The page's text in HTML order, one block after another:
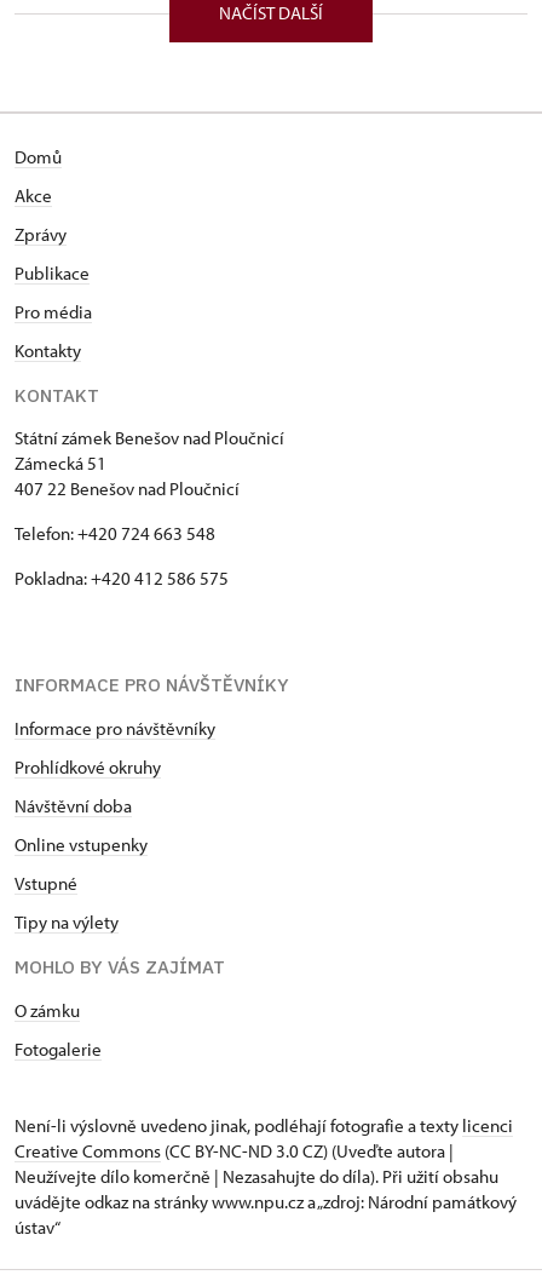
NAČÍST DALŠÍ
Domů
Akce
Zprávy
Publikace
Pro média
Kontakty
KONTAKT
Státní zámek Benešov nad Ploučnicí
Zámecká 51
407 22 Benešov nad Ploučnicí
Telefon: +420 724 663 548
Pokladna: +420 412 586 575
INFORMACE PRO NÁVŠTĚVNÍKY
Informace pro návštěvníky
Prohlídkové okruhy
Návštěvní doba
Online vstupenky
Vstupné
Tipy na výlety
MOHLO BY VÁS ZAJÍMAT
O zámku
Fotogalerie
Není-li výslovně uvedeno jinak, podléhají fotografie a texty licenci
Creative Commons (CC BY-NC-ND 3.0 CZ) (Uveďte autora |
Neužívejte dílo komerčně | Nezasahujte do díla). Při užití obsahu
uvádějte odkaz na stránky www.npu.cz a „zdroj: Národní památkový
ústav“